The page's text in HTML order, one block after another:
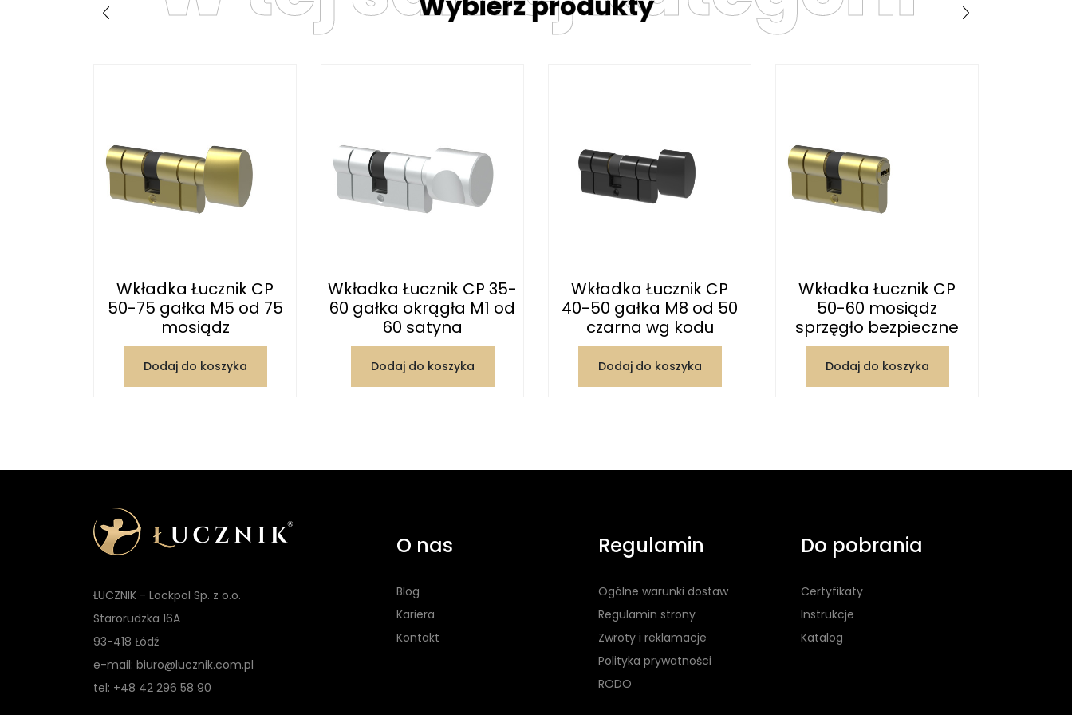
Wkładka Łucznik CP
50-75 gałka M5 od 75
mosiądz
Dodaj do koszyka
Wkładka Łucznik CP 35-
60 gałka okrągła M1 od
60 satyna
Dodaj do koszyka
Wkładka Łucznik CP
40-50 gałka M8 od 50
czarna wg kodu
Dodaj do koszyka
Wkładka Łucznik CP
50-60 mosiądz
sprzęgło bezpieczne
Dodaj do koszyka
ŁUCZNIK - Lockpol Sp. z o.o.
Starorudzka 16A
93-418 Łódź
e-mail: biuro@lucznik.com.pl
tel: +48 42 296 58 90
O nas
Blog
Kariera
Kontakt
Regulamin
Ogólne warunki dostaw
Regulamin strony
Zwroty i reklamacje
Polityka prywatności
RODO
Do pobrania
Certyfikaty
Instrukcje
Katalog